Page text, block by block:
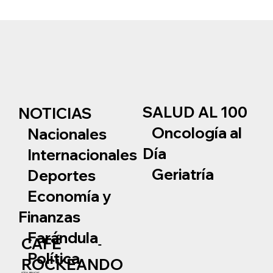
NOTICIAS
Nacionales
Internacionales
Deportes
Economía y
Finanzas
Farándula
Política
SALUD AL 100
Oncología al
Día
Geriatría
CAFÉ
ROCKEANDO